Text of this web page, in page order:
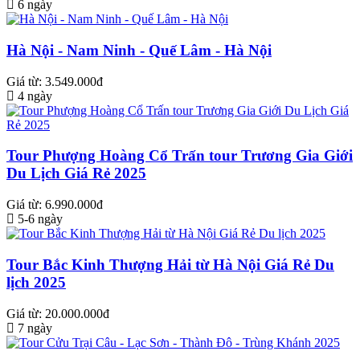
6 ngày
Hà Nội - Nam Ninh - Quế Lâm - Hà Nội
Giá từ: 3.549.000đ
4 ngày
Tour Phượng Hoàng Cổ Trấn tour Trương Gia Giới
Du Lịch Giá Rẻ 2025
Giá từ: 6.990.000đ
5-6 ngày
Tour Bắc Kinh Thượng Hải từ Hà Nội Giá Rẻ Du
lịch 2025
Giá từ: 20.000.000đ
7 ngày